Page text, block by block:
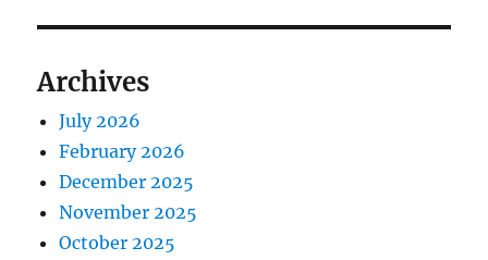
Archives
July 2026
February 2026
December 2025
November 2025
October 2025